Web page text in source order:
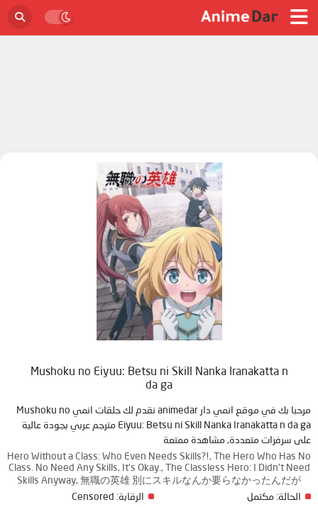
Mushoku no Eiyuu: Betsu ni Skill Nanka Iranakatta n
da ga
مرحبا بك في موقع انمي دار animedar نقدم لك حلقات انمي Mushoku no
Eiyuu: Betsu ni Skill Nanka Iranakatta n da ga مترجم عربي بجودة عالية
على سرفرات متعددة, مشاهدة ممتعة
Hero Without a Class: Who Even Needs Skills?!, The Hero Who Has No
Class. No Need Any Skills, It's Okay., The Classless Hero: I Didn't Need
Skills Anyway, 無職の英雄 別にスキルなんか要らなかったんだが
الحالة: مكتمل
الرقابة: